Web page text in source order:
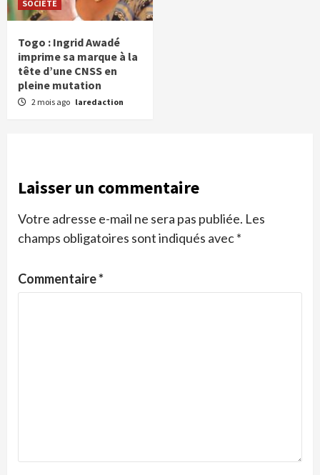
SOCIETE
Togo : Ingrid Awadé
imprime sa marque à la
tête d’une CNSS en
pleine mutation
2 mois ago laredaction
Laisser un commentaire
Votre adresse e-mail ne sera pas publiée. Les
champs obligatoires sont indiqués avec*
Commentaire*